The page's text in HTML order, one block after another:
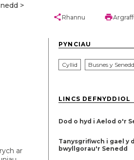
shareRhannu print
ar
PYNCIAU
Cyllid Busnes y Senedd
LINCS DEFNYDDIOL
Dod o hyd i Aelod o'r
Tanysgrifiwch i gael y
bwyllgorau'r Senedd